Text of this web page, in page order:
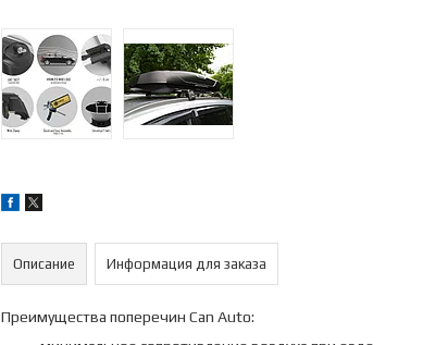
Описание Информация для заказа
Преимущества поперечин Can Auto: